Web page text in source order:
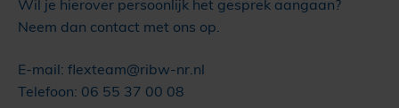
Wil je hierover persoonlijk het gesprek aangaan?
Neem dan contact met ons op.
E-mail: flexteam@ribw-nr.nl
Telefoon: 06 55 37 00 08